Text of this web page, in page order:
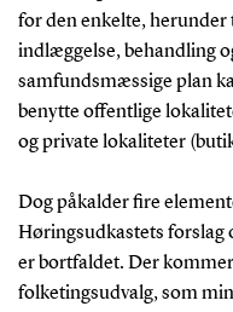
for den enkelte,
indlæggelse, behandling
samfundsmæssige plan
benytte offentlige
og private lokaliteter
Dog påkalder fire
Høringsudkastets forslag
er bortfaldet. Der
folketingsudvalg, som